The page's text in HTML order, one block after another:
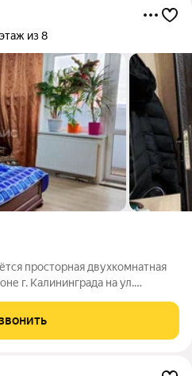
из 8
просторная двухкомнатная
г. Калининграда на ул.
просторная, светлая, тёплая